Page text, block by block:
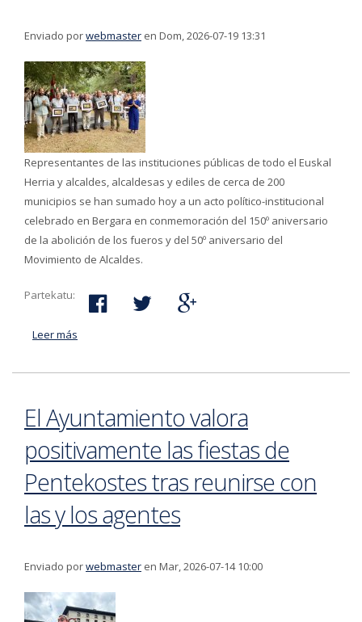
Enviado porwebmaster en Dom, 2026-07-19 13:31
Representantes de las instituciones públicas de todo el Euskal
Herria y alcaldes, alcaldesas y ediles de cerca de 200
municipios se han sumado hoy a un acto político-institucional
celebrado en Bergara en conmemoración del 150º aniversario
de la abolición de los fueros y del 50º aniversario del
Movimiento de Alcaldes.
Partekatu:
Leer más
de los fueros y del Movimiento de Alcaldes
El Ayuntamiento valora
positivamente las fiestas de
Pentekostes tras reunirse con
las y los agentes
Enviado porwebmaster en Mar, 2026-07-14 10:00